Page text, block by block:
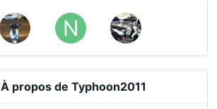
À propos de Typhoon2011